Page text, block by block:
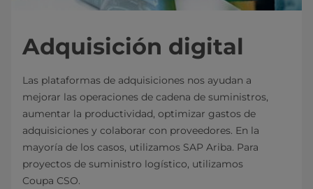
Adquisición digital
Las plataformas de adquisiciones nos ayudan a
mejorar las operaciones de cadena de suministros,
aumentar la productividad, optimizar gastos de
adquisiciones y colaborar con proveedores. En la
mayoría de los casos, utilizamos SAP Ariba. Para
proyectos de suministro logístico, utilizamos
Coupa CSO.